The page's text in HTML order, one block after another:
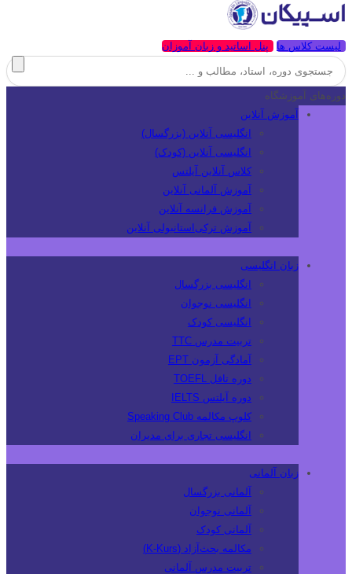
لیست کلاس ها پنل اساتید و زبان آموزان
دوره‌های آموزشگاه
آموزش آنلاین
انگلیسی آنلاین (بزرگسال)
انگلیسی آنلاین (کودک)
کلاس آنلاین آیلتس
آموزش آلمانی آنلاین
آموزش فرانسه آنلاین
آموزش ترکی‌استانبولی آنلاین
زبان انگلیسی
انگلیسی بزرگسال
انگلیسی نوجوان
انگلیسی کودک
تربیت مدرس TTC
آمادگی آزمون EPT
دوره تافل TOEFL
دوره آیلتس IELTS
کلوپ مکالمه Speaking Club
انگلیسی تجاری برای مدیران
زبان آلمانی
آلمانی بزرگسال
آلمانی نوجوان
آلمانی کودک
مکالمه بحث‌آزاد (K-Kurs)
تربیت مدرس آلمانی